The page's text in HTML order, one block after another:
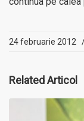
24 februarie 2012
RelatedArticol